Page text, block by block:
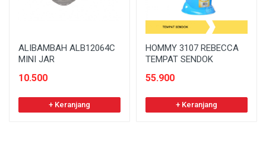
ALIBAMBAH ALB12064C
MINI JAR
10.500
+ Keranjang
HOMMY 3107 REBECCA
TEMPAT SENDOK
55.900
+ Keranjang